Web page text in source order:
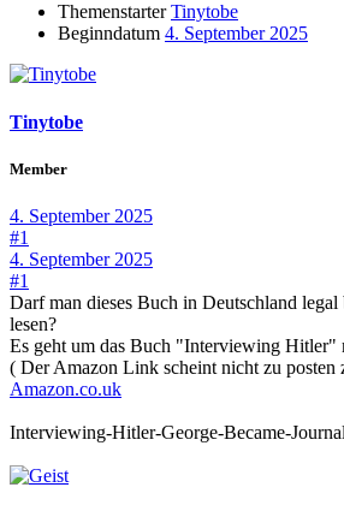
Themenstarter Tinytobe
Beginndatum 4. September 2025
Tinytobe
Member
4. September 2025
#1
4. September 2025
#1
Darf man dieses Buch in Deutschland legal
lesen?
Es geht um das Buch "Interviewing Hitler"
( Der Amazon Link scheint nicht zu posten
Amazon.co.uk
Interviewing-Hitler-George-Became-